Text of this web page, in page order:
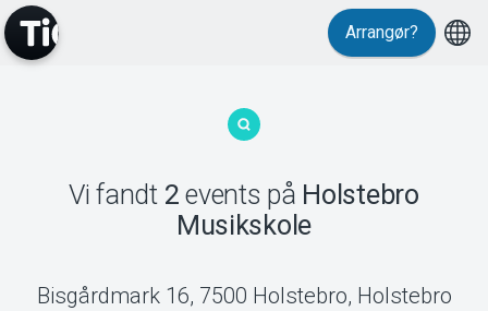
MyTickster
Arrangør?
Vi fandt 2 events på Holstebro
Musikskole
Bisgårdmark 16, 7500 Holstebro, Holstebro